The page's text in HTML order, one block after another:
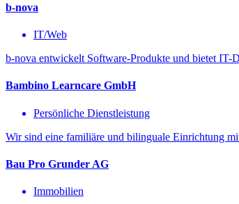
b-nova
IT/Web
b-nova entwickelt Software-Produkte und bietet IT-
Bambino Learncare GmbH
Persönliche Dienstleistung
Wir sind eine familiäre und bilinguale Einrichtung
Bau Pro Grunder AG
Immobilien